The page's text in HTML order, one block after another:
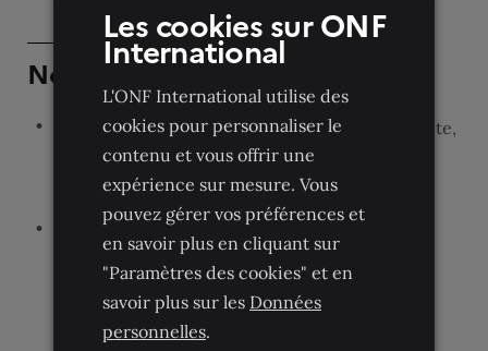
Nos domaines d’intervention
Observation de la Terre multi-capteurs
(satellite,
drone, radar, LIDAR) : analyse et suivi des
dynamiques forestières à différentes échelles.
Intelligence artificielle appliquée aux forêts
détection automatique et analyse de la
déforestation, de la dégradation et des
changements d’usage des terres.
Les cookies sur ONF
International
L'ONF International utilise des
cookies pour personnaliser le
contenu et vous offrir une
expérience sur mesure. Vous
pouvez gérer vos préférences et
en savoir plus en cliquant sur
"Paramètres des cookies" et en
savoir plus sur les Données
personnelles.